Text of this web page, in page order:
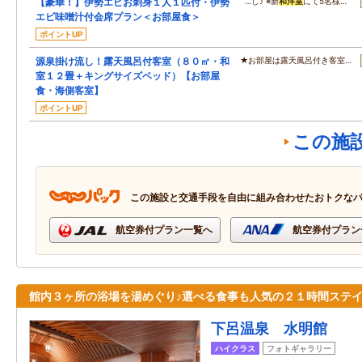
エビ味噌汁付会席プラン＜お部屋食＞
ポイントUP
源泉掛け流し！露天風呂付客室（８０㎡・和
室１２畳＋キングサイズベッド）【お部屋
食・海側客室】
ポイントUP
★お部屋は露天風呂付き客室…
この施
この施設と交通手段を自由に組み合わせたおトクな
航空券付プラン一覧へ 航空券付プラ
館内３ヶ所の浴場を湯めぐり♪選べる食事も人気の２１時間ステイ
下呂温泉 水明館
ハイクラス フォトギャラリー